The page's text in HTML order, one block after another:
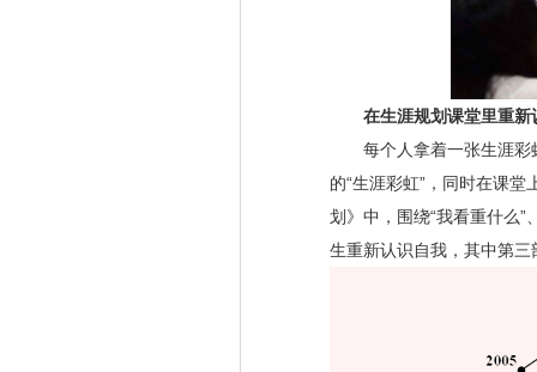
在生涯规划课堂里重新
每个人拿着一张生涯彩
的“生涯彩虹”，同时在课
划》中，围绕“我看重什么”
生重新认识自我，其中第